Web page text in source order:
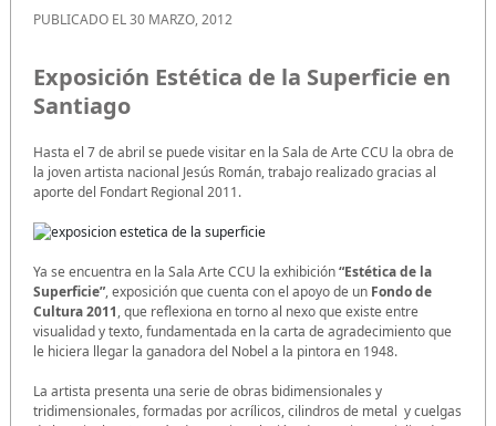
PUBLICADO EL 30 MARZO, 2012
Exposición Estética de la Superficie en
Santiago
Hasta el 7 de abril se puede visitar en la Sala de Arte CCU la obra de
la joven artista nacional Jesús Román, trabajo realizado gracias al
aporte del Fondart Regional 2011.
Ya se encuentra en la Sala Arte CCU la exhibición“Estética de la
Superficie”, exposición que cuenta con el apoyo de un Fondo de
Cultura 2011, que reflexiona en torno al nexo que existe entre
visualidad y texto, fundamentada en la carta de agradecimiento que
le hiciera llegar la ganadora del Nobel a la pintora en 1948.
La artista presenta una serie de obras bidimensionales y
tridimensionales, formadas por acrílicos, cilindros de metal y cuelgas